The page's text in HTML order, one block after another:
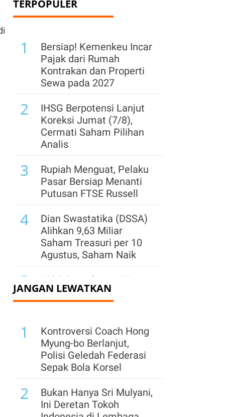
TERPOPULER
1
Bersiap! Kemenkeu Incar
Pajak dari Rumah
Kontrakan dan Properti
Sewa pada 2027
2
IHSG Berpotensi Lanjut
Koreksi Jumat (7/8),
Cermati Saham Pilihan
Analis
3
Rupiah Menguat, Pelaku
Pasar Bersiap Menanti
Putusan FTSE Russell
4
Dian Swastatika (DSSA)
Alihkan 9,63 Miliar
Saham Treasuri per 10
Agustus, Saham Naik
5
IHSG Berpeluang Uji
Level 6.400, Simak
Rekomendasi Saham
BACH
Pemegang Saham
Sentul City (BKSL) Jual
Harga Reli, Ada Apa?
Iran Berpotensi
JANGAN LEWATKAN
1
Kontroversi Coach Hong
Myung-bo Berlanjut,
Polisi Geledah Federasi
Sepak Bola Korsel
2
Bukan Hanya Sri Mulyani,
Ini Deretan Tokoh